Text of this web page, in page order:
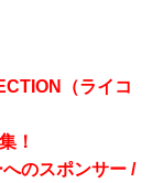
（ライコ
！
のスポンサー /